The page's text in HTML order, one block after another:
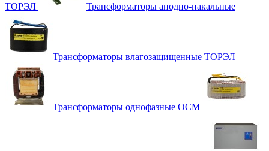
ТОРЭЛ Трансформаторы анодно-накальные
Трансформаторы влагозащищенные ТОРЭЛ
Трансформаторы однофазные ОСМ